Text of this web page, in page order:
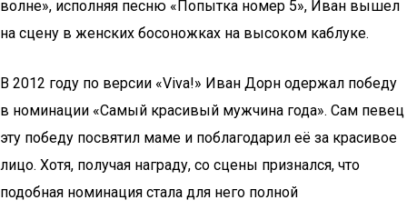
волне», исполняя песню «Попытка номер 5», Иван вышел
на сцену в женских босоножках на высоком каблуке.
В 2012 году по версии «Viva!» Иван Дорн одержал победу
в номинации «Самый красивый мужчина года». Сам певец
эту победу посвятил маме и поблагодарил её за красивое
лицо. Хотя, получая награду, со сцены признался, что
подобная номинация стала для него полной